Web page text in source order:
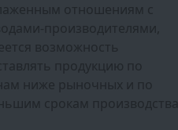
отношениям с
производителями,
возможность
продукцию по
ниже рыночных и по
срокам производства.